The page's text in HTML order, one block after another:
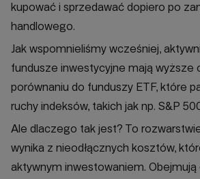
kupować i sprzedawać dopiero po
handlowego.
Jak wspomnieliśmy wcześniej,
fundusze inwestycyjne mają wyższe
porównaniu do funduszy ETF, które
ruchy indeksów, takich jak np. S&P
Ale dlaczego tak jest? To
wynika z nieodłącznych kosztów,
aktywnym inwestowaniem. Obejmują